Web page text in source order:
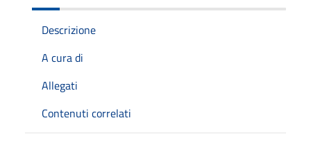
Descrizione
A cura di
Allegati
Contenuti correlati